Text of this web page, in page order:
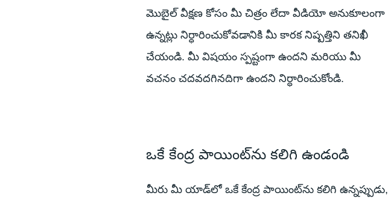
మొబైల్ వీక్షణ కోసం మీ చిత్రం లేదా వీడియో అనుకూలంగా
ఉన్నట్లు నిర్ధారించుకోవడానికి మీ కారక నిష్పత్తిని తనిఖీ
చేయండి. మీ విషయం స్పష్టంగా ఉందని మరియు మీ
వచనం చదవదగినదిగా ఉందని నిర్ధారించుకోండి.
ఒకే కేంద్ర పాయింట్‌ను కలిగి ఉండండి
మీరు మీ యాడ్‌లో ఒకే కేంద్ర పాయింట్‌ను కలిగి ఉన్నప్పుడు,